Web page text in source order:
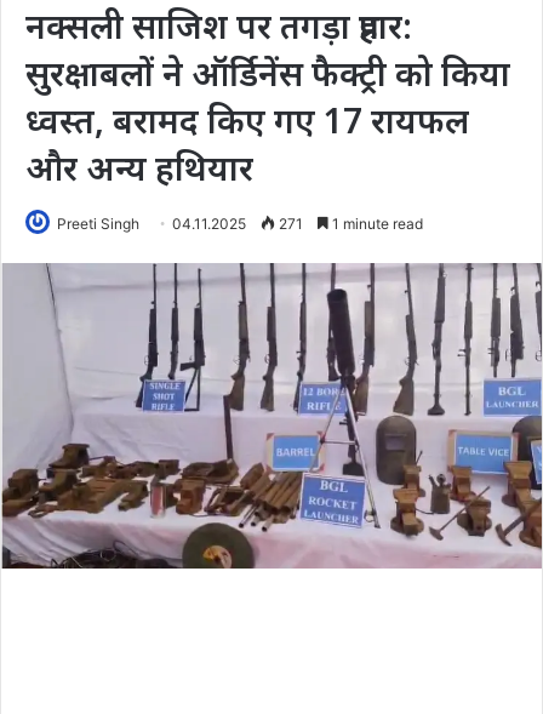
नक्सली साजिश पर तगड़ा प्रहार:
सुरक्षाबलों ने ऑर्डिनेंस फैक्ट्री को किया
ध्वस्त, बरामद किए गए 17 रायफल
और अन्य हथियार
Preeti Singh 04.11.2025 271 1 minute read